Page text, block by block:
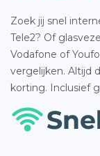
Zoek jij snel
Tele2? Of
Vodafone of
vergelijken. Altijd
korting. Inclusief